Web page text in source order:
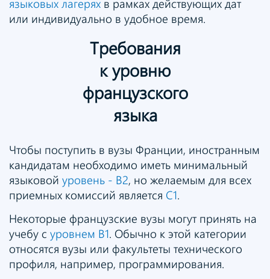
языковых лагерях в рамках действующих дат
или индивидуально в удобное время.
Требования
к уровню
французского
языка
Чтобы поступить в вузы Франции, иностранным
кандидатам необходимо иметь минимальный
языковой уровень - B2, но желаемым для всех
приемных комиссий является С1.
Некоторые французские вузы могут принять на
учебу с уровнем B1. Обычно к этой категории
относятся вузы или факультеты технического
профиля, например, программирования.